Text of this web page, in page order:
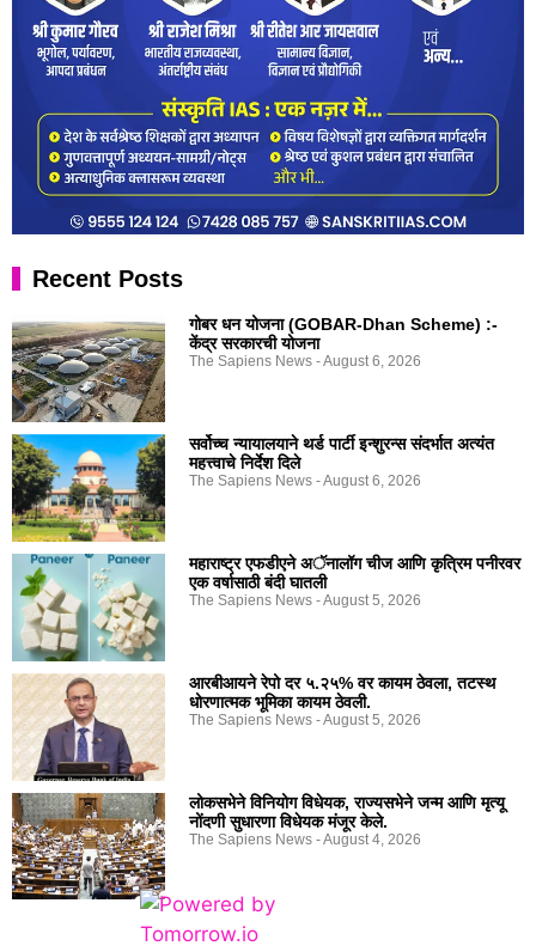
Recent Posts
गोबर धन योजना (GOBAR-Dhan Scheme) :-
केंद्र सरकारची योजना
The Sapiens News August 6, 2026
सर्वोच्च न्यायालयाने थर्ड पार्टी इन्शुरन्स संदर्भात अत्यंत
महत्त्वाचे निर्देश दिले
The Sapiens News August 6, 2026
महाराष्ट्र एफडीएने अॅनालॉग चीज आणि कृत्रिम पनीरवर
एक वर्षासाठी बंदी घातली
The Sapiens News August 5, 2026
आरबीआयने रेपो दर ५.२५% वर कायम ठेवला, तटस्थ
धोरणात्मक भूमिका कायम ठेवली.
The Sapiens News August 5, 2026
लोकसभेने विनियोग विधेयक, राज्यसभेने जन्म आणि मृत्यू
नोंदणी सुधारणा विधेयक मंजूर केले.
The Sapiens News August 4, 2026